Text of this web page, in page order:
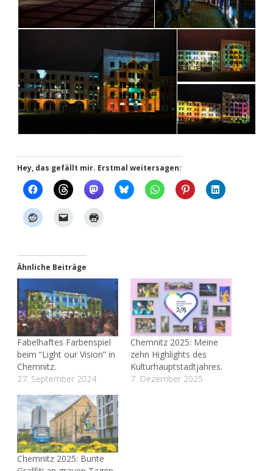
Hey, das gefällt mir. Erstmal weitersagen:
Ähnliche Beiträge
Fabelhaftes Farbenspiel
beim “Light our Vision” in
Chemnitz.
27. September 2024
Chemnitz 2025: Meine
zehn Highlights des
Kulturhauptstadtjahres.
7. Dezember 2025
Chemnitz 2025: Bunte